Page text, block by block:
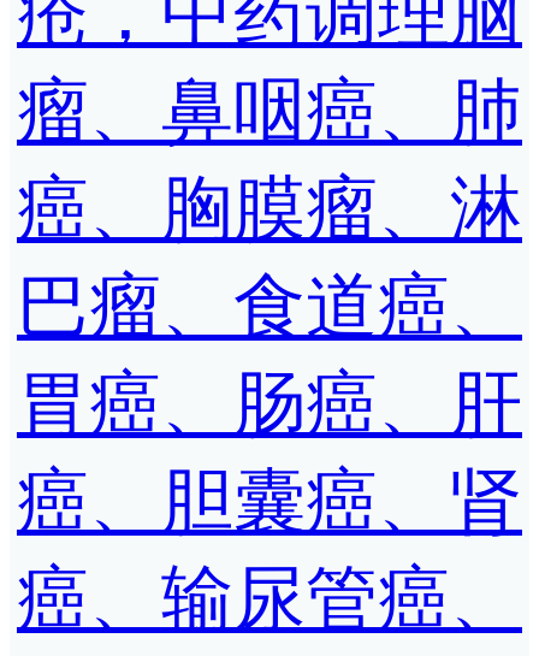
瘤、鼻咽癌、肺
癌、胸膜瘤、淋
巴瘤、食道癌、
胃癌、肠癌、肝
癌、胆囊癌、肾
癌、输尿管癌、